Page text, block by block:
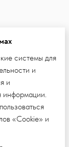
системы для
и
и
информации.
«Cookie» и